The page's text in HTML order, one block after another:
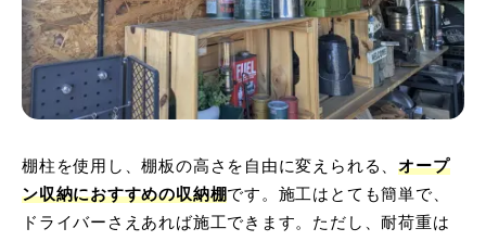
棚柱を使用し、棚板の高さを自由に変えられる、オープ
ン収納におすすめの収納棚です。施工はとても簡単で、
ドライバーさえあれば施工できます。ただし、耐荷重は